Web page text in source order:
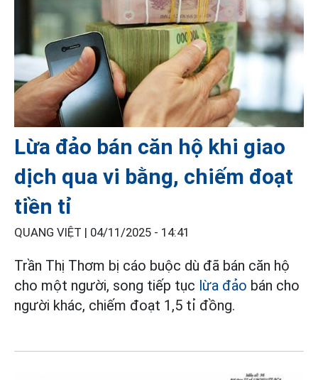
Lừa đảo bán căn hộ khi giao
dịch qua vi bằng, chiếm đoạt
tiền tỉ
QUANG VIỆT | 04/11/2025 - 14:41
Trần Thị Thơm bị cáo buộc dù đã bán căn hộ
cho một người, song tiếp tục lừa đảo bán cho
người khác, chiếm đoạt 1,5 tỉ đồng.